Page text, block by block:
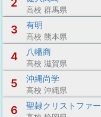
2
高校 群馬県
3 有明
高校 熊本県
4 八幡商
高校 滋賀県
5 沖縄尚学
高校 沖縄県
6 聖隷クリストファー